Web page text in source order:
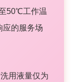
50℃工作温
应的服务场
用液量仅为